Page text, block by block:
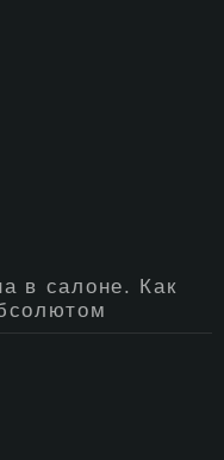
в салоне. Как